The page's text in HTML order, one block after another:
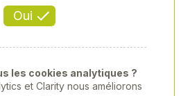
Oui
les cookies analytiques ?
et Clarity nous améliorons